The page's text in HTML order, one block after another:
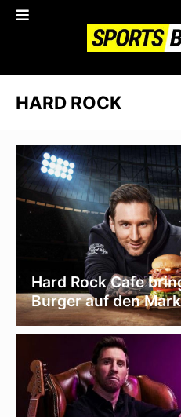
HARD ROCK
Hard Rock Cafe
Burger auf den